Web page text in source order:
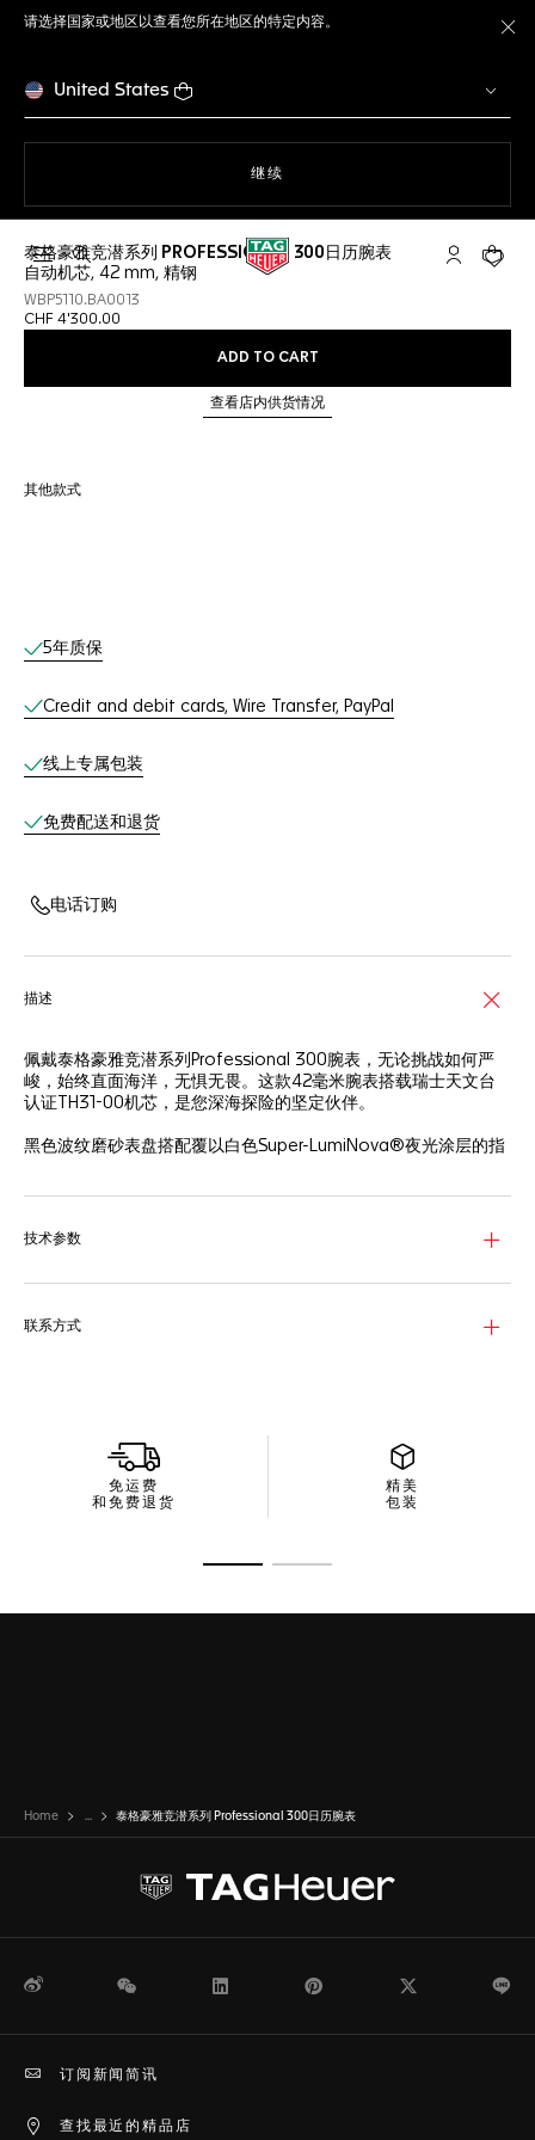
请选择国家或地区以查看您所在地区的特定内容。
United States
继续
打开搜索 My TAG您的
泰格豪雅竞潜系列 PROFESSIONAL 300日历腕表
自动机芯, 42 mm, 精钢
WBP5110.BA0013
CHF 4'300.00
ADD TO CART
查看店内供货情况
其他款式
线上服务
5年质保
Credit and debit cards, Wire Transfer, PayPal
线上专属包装
免费配送和退货
电话订购
描述
佩戴泰格豪雅竞潜系列Professional 300腕表，无论挑战如何严
峻，始终直面海洋，无惧无畏。这款42毫米腕表搭载瑞士天文台
认证TH31-00机芯，是您深海探险的坚定伙伴。
黑色波纹磨砂表盘搭配覆以白色Super-LumiNova®夜光涂层的指
采用高层次人体工程学设计，呈现触感愉悦的旋转体验。
技术参数
联系方式
免运费
和免费退货
精美
包装
Home ... 泰格豪雅竞潜系列 Professional 300日历腕表
微博 WeChat Pinterest
查找最近的精品店
订阅新闻简讯